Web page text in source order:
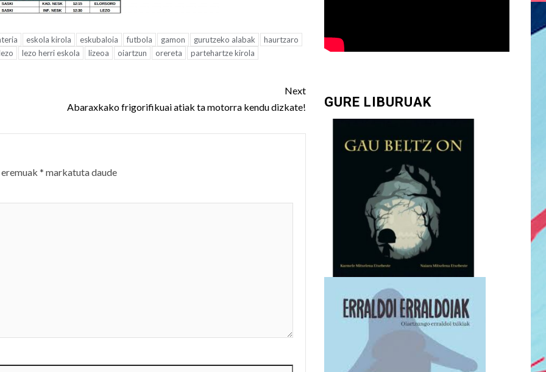
eskola kirola eskubaloia futbola gamon gurutzeko alabak
haurtzaro
lezo herri eskola lizeoa oiartzun orereta
partehartze kirola
Next
Abaraxkako frigorifikuai atiak ta motorra kendu dizkate!
* markatuta daude
GURE LIBURUAK